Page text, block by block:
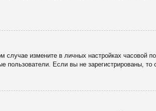
измените в личных настройках часовой
пользователи. Если вы не зарегистрированы,